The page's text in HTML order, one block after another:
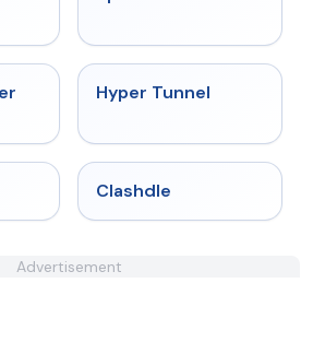
4.7 Hyper Tunnel
Clashdle
Advertisement